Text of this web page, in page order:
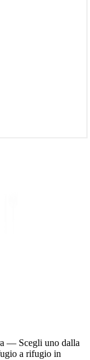
— Scegli uno dalla
a rifugio in